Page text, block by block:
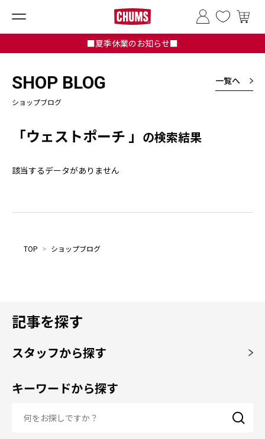
■夏季休業のお知らせ■
SHOP BLOG
ショップブログ
一覧へ
「ウェストポーチ 」 の検索結果
該当するデータがありません
TOP > ショップブログ
記事を探す
スタッフから探す
キーワードから探す